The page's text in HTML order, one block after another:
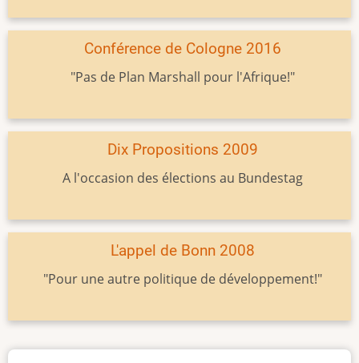
Conférence de Cologne 2016
"Pas de Plan Marshall pour l'Afrique!"
Dix Propositions 2009
A l'occasion des élections au Bundestag
L'appel de Bonn 2008
"Pour une autre politique de développement!"